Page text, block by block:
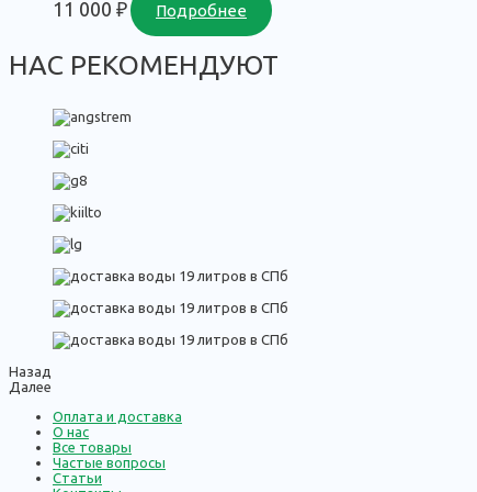
11 000 ₽ Подробнее
НАС РЕКОМЕНДУЮТ
Назад
Далее
Оплата и доставка
О нас
Все товары
Частые вопросы
Статьи